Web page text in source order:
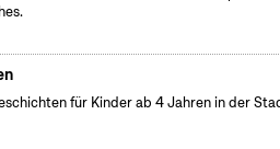
für Kinder ab 4 Jahren in der